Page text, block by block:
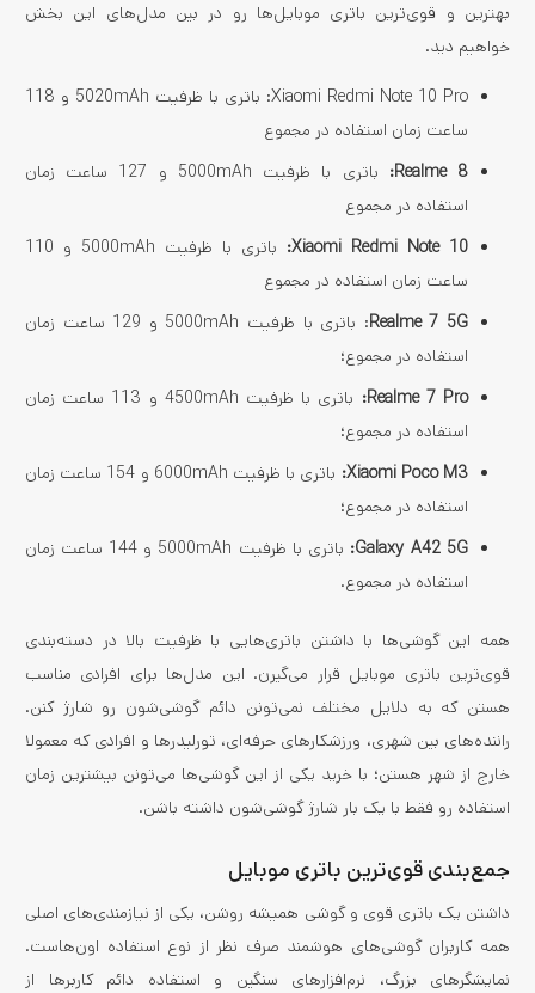
بهترین و قوی‌ترین باتری موبایل‌ها رو در بین مدل‌های این بخش
خواهیم دید.
Xiaomi Redmi Note 10 Pro: باتری با ظرفیت 5020mAh و 118
ساعت زمان استفاده در مجموع
Realme 8
:
باتری با ظرفیت 5000mAh و 127 ساعت زمان
استفاده در مجموع
Xiaomi Redmi Note 10
:
باتری با ظرفیت 5000mAh و 110
ساعت زمان استفاده در مجموع
Realme 7 5G
: باتری با ظرفیت 5000mAh و 129 ساعت زمان
استفاده در مجموع؛
Realme 7 Pro
:
باتری با ظرفیت 4500mAh و 113 ساعت زمان
استفاده در مجموع؛
Xiaomi Poco M3
:
باتری با ظرفیت 6000mAh و 154 ساعت زمان
استفاده در مجموع؛
Galaxy A42 5G
:
باتری با ظرفیت 5000mAh و 144 ساعت زمان
استفاده در مجموع.
همه این گوشی‌ها با داشتن باتری‌هایی با ظرفیت بالا در دسته‌بندی
قوی‌ترین باتری موبایل قرار می‌گیرن. این مد‌ل‌ها برای افرادی مناسب
هستن که به دلایل مختلف نمی‌تونن دائم گوشی‌شون رو شارژ کنن.
راننده‌های بین شهری، ورزشکارهای حرفه‌ای، تورلیدرها و افرادی که معمولا
خارج از شهر هستن؛ با خرید یکی از این گوشی‌ها می‌تونن بیشترین زمان
استفاده رو فقط با یک بار شارژ گوشی‌شون داشته باشن.
جمع‌بندی قوی‌ترین باتری موبایل
داشتن یک باتری قوی و گوشی همیشه روشن، یکی از نیازمندی‌های اصلی
همه کاربران گوشی‌های هوشمند صرف نظر از نوع استفاده اون‌هاست.
نمایشگرهای بزرگ، نرم‌افزارهای سنگین و استفاده دائم کاربرها از